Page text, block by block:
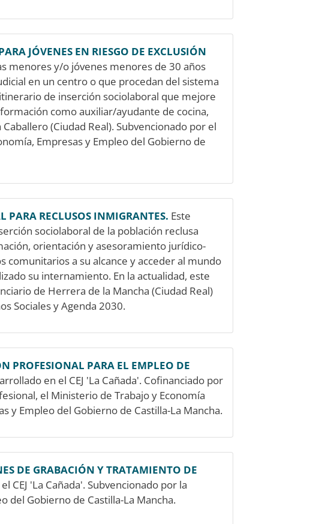
JÓVENES EN RIESGO DE EXCLUSIÓN
menores y/o jóvenes menores de 30 años
en un centro o que procedan del sistema
de inserción sociolaboral que mejore
como auxiliar/ayudante de cocina,
(Ciudad Real). Subvencionado por el
Empresas y Empleo del Gobierno de
PARA RECLUSOS INMIGRANTES. Este
sociolaboral de la población reclusa
orientación y asesoramiento jurídico-
a su alcance y acceder al mundo
su internamiento. En la actualidad, este
de Herrera de la Mancha (Ciudad Real)
Sociales y Agenda 2030.
PROFESIONAL PARA EL EMPLEO DE
en el CEJ 'La Cañada'. Cofinanciado por
el Ministerio de Trabajo y Economía
y Empleo del Gobierno de Castilla-La Mancha.
DE GRABACIÓN Y TRATAMIENTO DE
CEJ 'La Cañada'. Subvencionado por la
del Gobierno de Castilla-La Mancha.